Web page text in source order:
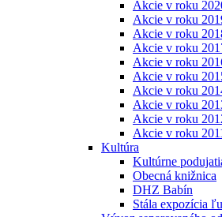
Akcie v roku
Akcie v roku
Akcie v roku
Akcie v roku
Akcie v roku
Akcie v roku
Akcie v roku
Akcie v roku
Akcie v roku
Akcie v roku
Kultúra
Kultúrne
Obecná knižnica
DHZ Babín
Stála expozícia